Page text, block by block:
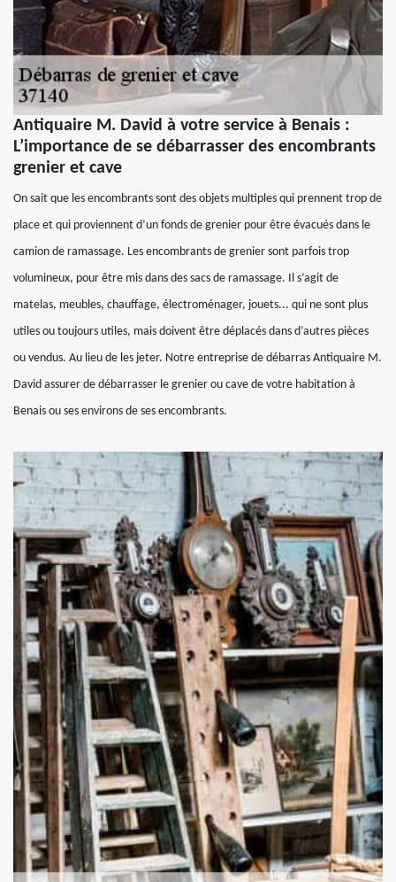
Antiquaire M. David à votre service à Benais :
L’importance de se débarrasser des encombrants
grenier et cave
On sait que les encombrants sont des objets multiples qui prennent trop de
place et qui proviennent d’un fonds de grenier pour être évacués dans le
camion de ramassage. Les encombrants de grenier sont parfois trop
volumineux, pour être mis dans des sacs de ramassage. Il s’agit de
matelas, meubles, chauffage, électroménager, jouets... qui ne sont plus
utiles ou toujours utiles, mais doivent être déplacés dans d’autres pièces
ou vendus. Au lieu de les jeter. Notre entreprise de débarras Antiquaire M.
David assurer de débarrasser le grenier ou cave de votre habitation à
Benais ou ses environs de ses encombrants.